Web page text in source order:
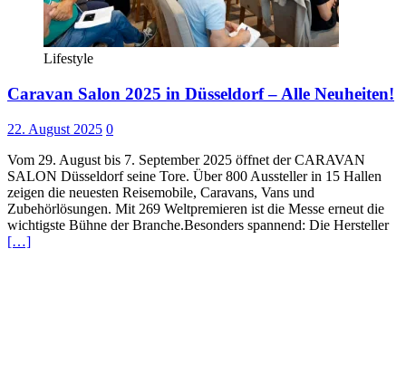
Lifestyle
Caravan Salon 2025 in Düsseldorf – Alle Neuheiten!
22. August 2025 0
Vom 29. August bis 7. September 2025 öffnet der CARAVAN
SALON Düsseldorf seine Tore. Über 800 Aussteller in 15 Hallen
zeigen die neuesten Reisemobile, Caravans, Vans und
Zubehörlösungen. Mit 269 Weltpremieren ist die Messe erneut die
wichtigste Bühne der Branche.Besonders spannend: Die Hersteller
[…]